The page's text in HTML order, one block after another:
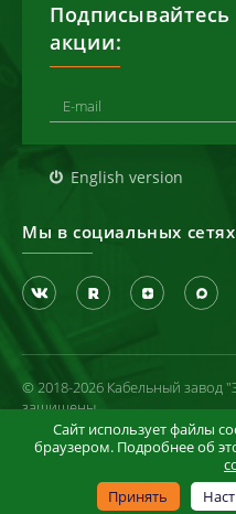
акции:
English version
Мы в социальных сетях
© 2018-2026 Кабельный завод
защищены
Политика
Условия использования сайта
Информация в отношении
Сайт использует файлы
браузером. Подробнее об
Принять